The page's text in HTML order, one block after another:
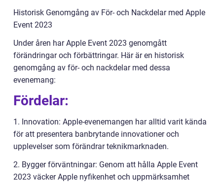
Historisk Genomgång av För- och Nackdelar med Apple
Event 2023
Under åren har Apple Event 2023 genomgått
förändringar och förbättringar. Här är en historisk
genomgång av för- och nackdelar med dessa
evenemang:
Fördelar:
1. Innovation: Apple-evenemangen har alltid varit kända
för att presentera banbrytande innovationer och
upplevelser som förändrar teknikmarknaden.
2. Bygger förväntningar: Genom att hålla Apple Event
2023 väcker Apple nyfikenhet och uppmärksamhet